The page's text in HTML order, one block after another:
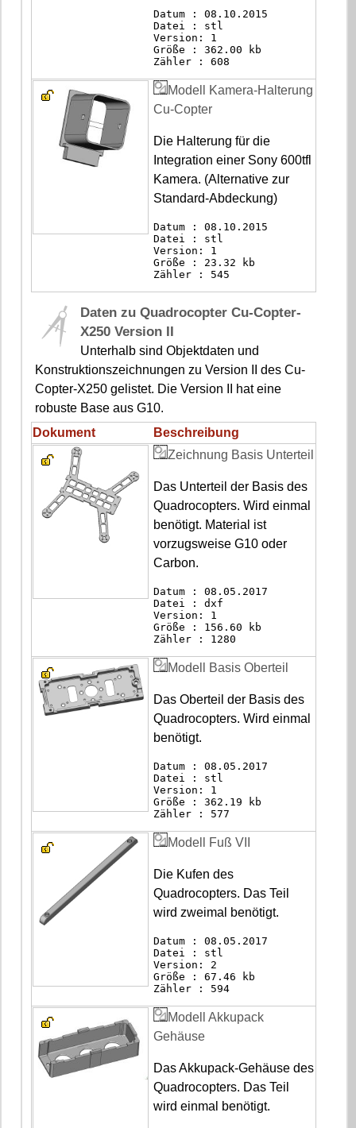
Datum : 08.10.2015
Datei : stl
Version: 1
Größe : 362.00 kb
Zähler : 608
Modell Kamera-Halterung
Cu-Copter
Die Halterung für die
Integration einer Sony 600tfl
Kamera. (Alternative zur
Standard-Abdeckung)
Datum : 08.10.2015
Datei : stl
Version: 1
Größe : 23.32 kb
Zähler : 545
Daten zu Quadrocopter Cu-Copter-
X250 Version II
Unterhalb sind Objektdaten und
Konstruktionszeichnungen zu Version II des Cu-
Copter-X250 gelistet. Die Version II hat eine
robuste Base aus G10.
Dokument
Beschreibung
Zeichnung Basis Unterteil
Das Unterteil der Basis des
Quadrocopters. Wird einmal
benötigt. Material ist
vorzugsweise G10 oder
Carbon.
Datum : 08.05.2017
Datei : dxf
Version: 1
Größe : 156.60 kb
Zähler : 1280
Modell Basis Oberteil
Das Oberteil der Basis des
Quadrocopters. Wird einmal
benötigt.
Datum : 08.05.2017
Datei : stl
Version: 1
Größe : 362.19 kb
Zähler : 577
Modell Fuß VII
Die Kufen des
Quadrocopters. Das Teil
wird zweimal benötigt.
Datum : 08.05.2017
Datei : stl
Version: 2
Größe : 67.46 kb
Zähler : 594
Modell Akkupack
Gehäuse
Das Akkupack-Gehäuse des
Quadrocopters. Das Teil
wird einmal benötigt.